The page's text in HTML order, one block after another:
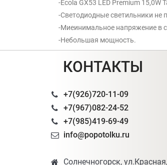
-Ecola GX53 LED Premium
-Светодиодные светильники не
-Миеинимальное напряжение в
-Небольшая мощность.
КОНТАКТЫ
+7(926)720-11-09
+7(967)082-24-52
+7(985)419-69-49
info@popotolku.ru
Солнечногорск,